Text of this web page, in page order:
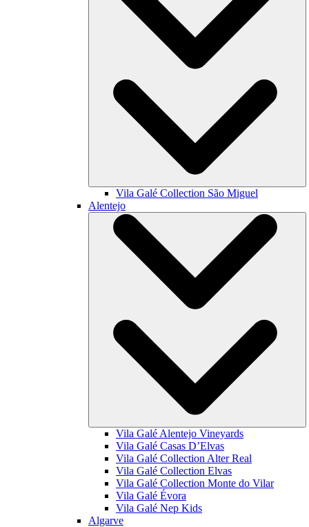
Vila Galé Collection São Miguel
Alentejo
Vila Galé Alentejo Vineyards
Vila Galé Casas D’Elvas
Vila Galé Collection Alter Real
Vila Galé Collection Elvas
Vila Galé Collection Monte do Vilar
Vila Galé Évora
Vila Galé Nep Kids
Algarve